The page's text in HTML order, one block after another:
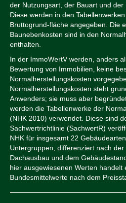
der Nutzungsart, der Bauart und der
Diese werden in den
Bruttogrund-fläche angegeben. Die
Baunebenkosten sind in den
enthalten.
In der ImmoWertV werden, anders
Bewertung von Immobilien, keine
Normalherstellungskosten
Normalherstellungskosten steht
Anwenders; sie muss aber
werden die Tabellenwerke der
(NHK 2010) verwendet. Diese sind
Sachwertrichtlinie (SachwertR)
NHK für insgesamt 22
Untergruppen, differenziert nach
Dachausbau und dem
hier ausgewiesenen Werten handelt
Bundesmittelwerte nach dem